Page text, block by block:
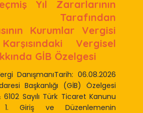
Yıl Zararlarının
Tarafından
Kurumlar Vergisi
Vergisel
GİB Özelgesi
DanışmanıTarih: 06.08.2026
Başkanlığı (GİB) Özelgesi
Sayılı Türk Ticaret Kanunu
Giriş ve Düzenlemenin